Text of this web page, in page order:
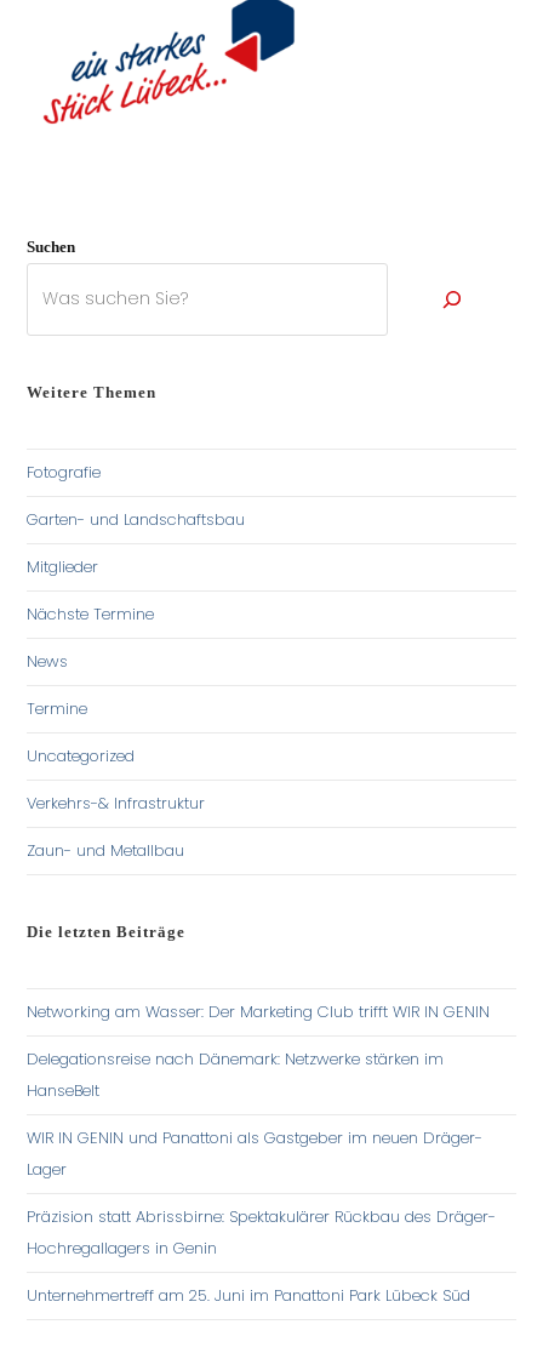
Suchen
Weitere Themen
Fotografie
Garten- und Landschaftsbau
Mitglieder
Nächste Termine
News
Termine
Uncategorized
Verkehrs-& Infrastruktur
Zaun- und Metallbau
Die letzten Beiträge
Networking am Wasser: Der Marketing Club trifft WIR IN GENIN
Delegationsreise nach Dänemark: Netzwerke stärken im
HanseBelt
WIR IN GENIN und Panattoni als Gastgeber im neuen Dräger-
Lager
Präzision statt Abrissbirne: Spektakulärer Rückbau des Dräger-
Hochregallagers in Genin
Unternehmertreff am 25. Juni im Panattoni Park Lübeck Süd